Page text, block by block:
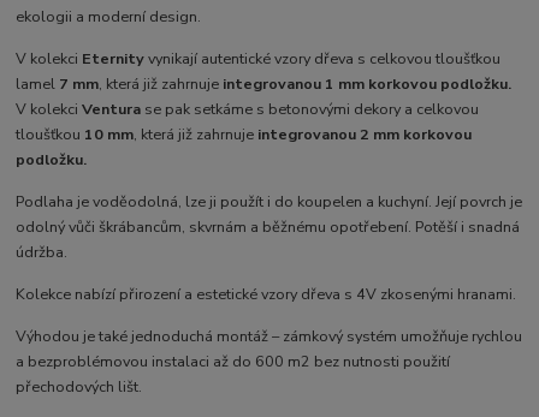
ekologii a moderní design.
V kolekci Eternityvynikají autentické vzory dřeva s celkovou tloušťkou
lamel 7 mm, která již zahrnuje integrovanou 1 mm korkovou podložku.
V kolekciVentura se pak setkáme s betonovými dekory a celkovou
tloušťkou 10 mm, která již zahrnuje integrovanou 2 mm korkovou
podložku.
Podlaha je voděodolná, lze ji použít i do koupelen a kuchyní. Její povrch je
odolný vůči škrábancům, skvrnám a běžnému opotřebení. Potěší i snadná
údržba.
Kolekce nabízí přirození a estetické vzory dřeva s 4V zkosenými hranami.
Výhodou je také jednoduchá montáž – zámkový systém umožňuje rychlou
a bezproblémovou instalaci až do 600 m2 bez nutnosti použití
přechodových lišt.